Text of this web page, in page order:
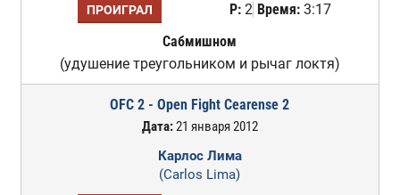
ПРОИГРАЛ Р:2 Время:3:17
Сабмишном
(удушение треугольником и рычаг локтя)
OFC 2 - Open Fight Cearense 2
Дата:21 января 2012
Карлос Лима
(Carlos Lima)